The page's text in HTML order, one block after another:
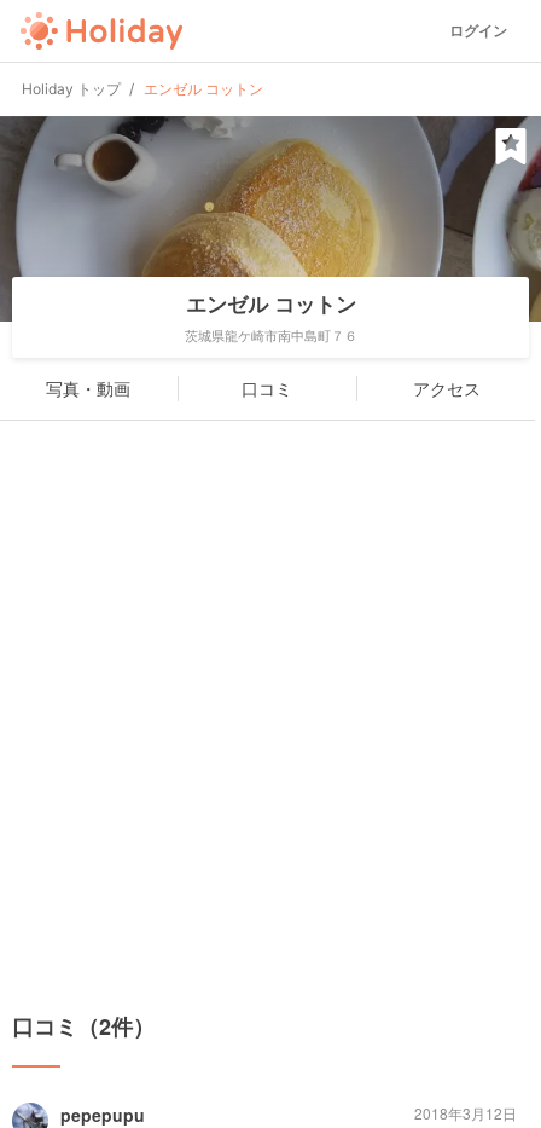
ログイン
Holiday トップ エンゼル コットン
エンゼル コットン
茨城県龍ケ崎市南中島町７６
写真・動画 口コミ アクセス
口コミ（2件）
pepepupu
2018年3月12日